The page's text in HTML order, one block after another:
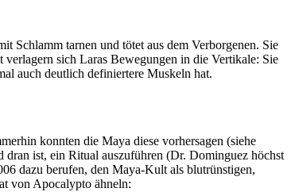
Schlamm tarnen und tötet aus dem Verborgenen. Sie
sich Laras Bewegungen in die Vertikale: Sie
auch deutlich definiertere Muskeln hat.
konnten die Maya diese vorhersagen (siehe
dran ist, ein Ritual auszuführen (Dr. Dominguez höchst
dazu berufen, den Maya-Kult als blutrünstigen,
von Apocalypto ähneln: